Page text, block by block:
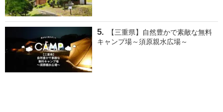
【三重県】自然豊かで素敵な無料
キャンプ場～須原親水広場～